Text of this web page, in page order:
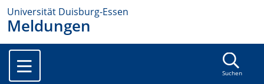
Universität Duisburg-Essen
Meldungen
Suchen